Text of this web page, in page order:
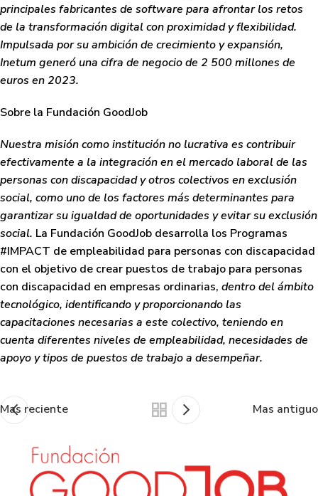
principales fabricantes de software para afrontar los retos
de la transformación digital con proximidad y flexibilidad.
Impulsada por su ambición de crecimiento y expansión,
Inetum generó una cifra de negocio de 2 500 millones de
euros en 2023.
Sobre la Fundación GoodJob
Nuestra misión como institución no lucrativa es contribuir
efectivamente a la integración en el mercado laboral de las
personas con discapacidad y otros colectivos en exclusión
social, como uno de los factores más determinantes para
garantizar su igualdad de oportunidades y evitar su exclusión
social. La Fundación GoodJob desarrolla los Programas
#IMPACT de empleabilidad para personas con discapacidad
con el objetivo de crear puestos de trabajo para personas
con discapacidad en empresas ordinarias, dentro del ámbito
tecnológico, identificando yproporcionando las
capacitaciones necesarias a este colectivo, teniendo en
cuenta diferentes niveles de empleabilidad, necesidades de
apoyo y tipos de puestos de trabajo a desempeñar.
Mas reciente Mas antiguo